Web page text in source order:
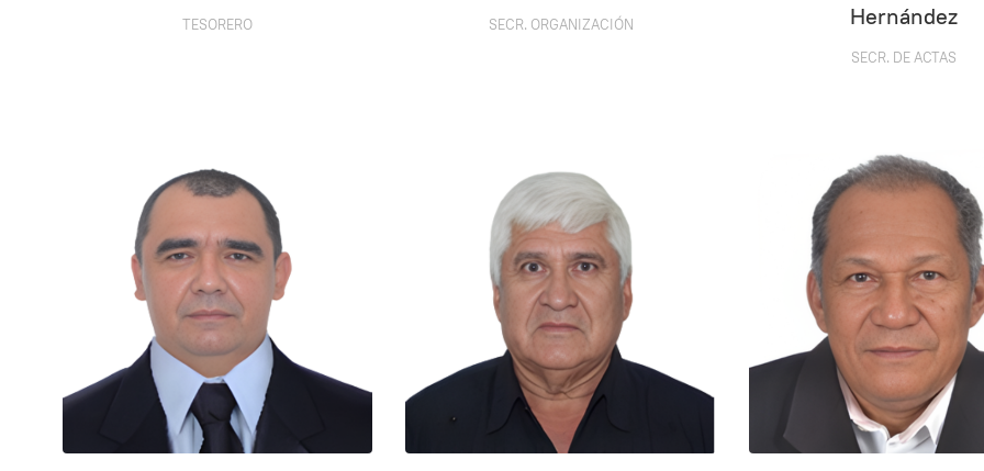
TESORERO SECR. ORGANIZACIÓN
Hernández
SECR. DE ACTAS